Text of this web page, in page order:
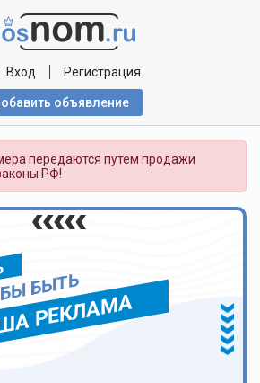
Вход Регистрация
объявлениe
передаются путем продажи
РФ!
БЫТЬ
РЕКЛАМА